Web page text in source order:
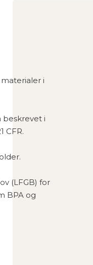
i
beskrevet i
CFR.
(LFGB) for
BPA og